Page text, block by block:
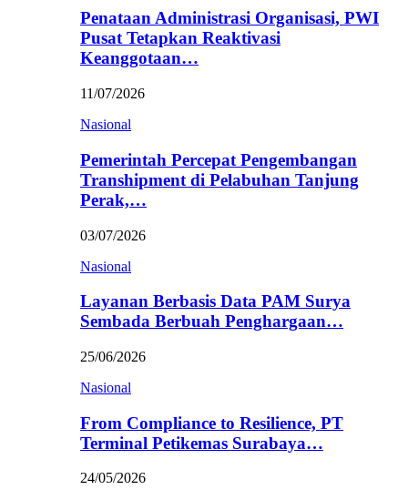
Penataan Administrasi Organisasi, PWI
Pusat Tetapkan Reaktivasi
Keanggotaan…
11/07/2026
Nasional
Pemerintah Percepat Pengembangan
Transhipment di Pelabuhan Tanjung
Perak,…
03/07/2026
Nasional
Layanan Berbasis Data PAM Surya
Sembada Berbuah Penghargaan…
25/06/2026
Nasional
From Compliance to Resilience, PT
Terminal Petikemas Surabaya…
24/05/2026